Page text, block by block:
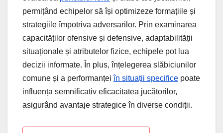
permițând echipelor să își optimizeze formațiile și
strategiile împotriva adversarilor. Prin examinarea
capacităților ofensive și defensive, adaptabilității
situaționale și atributelor fizice, echipele pot lua
decizii informate. În plus, înțelegerea slăbiciunilor
comune și a performanțeiîn situații specifice poate
influența semnificativ eficacitatea jucătorilor,
asigurând avantaje strategice în diverse condiții.